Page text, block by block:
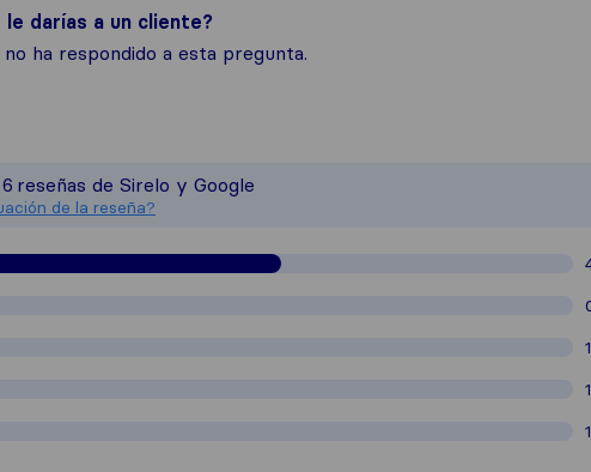
darías a un cliente?
ha respondido a esta pregunta.
ofrecerte una visión más completa
las reseñas recopiladas en Sirelo
6 reseñas de Sirelo y Google
de la reseña?
1
1
1